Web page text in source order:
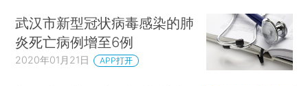
武汉市新型冠状病毒感染的肺
炎死亡病例增至6例
2020年01月21日 APP打开